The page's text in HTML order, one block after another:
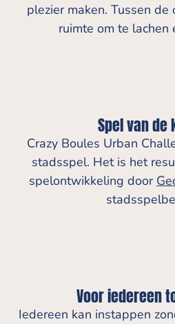
plezier maken. Tussen
ruimte om te lachen
Spel van de
Crazy Boules Urban
stadsspel. Het is het
spelontwikkeling door
Voor iedereen
Iedereen kan instappen